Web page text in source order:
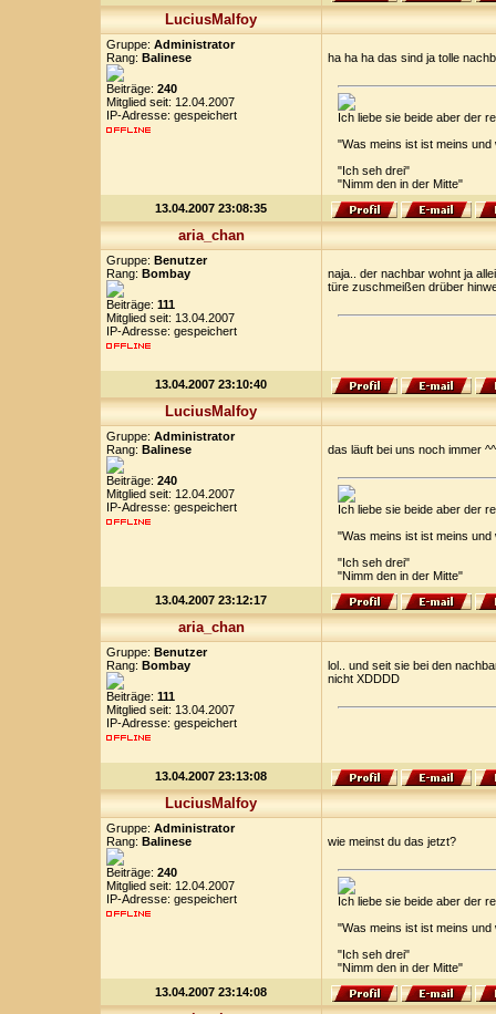
LuciusMalfoy
Gruppe: Administrator
Rang: Balinese
Beiträge: 240
Mitglied seit: 12.04.2007
IP-Adresse: gespeichert
ha ha ha das sind ja tolle
Ich liebe sie beide aber der
"Was meins ist ist meins
"Ich seh drei"
"Nimm den in der Mitte"
13.04.2007 23:08:35
aria_chan
Gruppe: Benutzer
Rang: Bombay
Beiträge: 111
Mitglied seit: 13.04.2007
IP-Adresse: gespeichert
naja.. der nachbar wohnt ja
türe zuschmeißen drüber
13.04.2007 23:10:40
LuciusMalfoy
Gruppe: Administrator
Rang: Balinese
Beiträge: 240
Mitglied seit: 12.04.2007
IP-Adresse: gespeichert
das läuft bei uns noch immer ^^
Ich liebe sie beide aber der
"Was meins ist ist meins
"Ich seh drei"
"Nimm den in der Mitte"
13.04.2007 23:12:17
aria_chan
Gruppe: Benutzer
Rang: Bombay
Beiträge: 111
Mitglied seit: 13.04.2007
IP-Adresse: gespeichert
lol.. und seit sie bei den
nicht XDDDD
13.04.2007 23:13:08
LuciusMalfoy
Gruppe: Administrator
Rang: Balinese
Beiträge: 240
Mitglied seit: 12.04.2007
IP-Adresse: gespeichert
wie meinst du das jetzt?
Ich liebe sie beide aber der
"Was meins ist ist meins
"Ich seh drei"
"Nimm den in der Mitte"
13.04.2007 23:14:08